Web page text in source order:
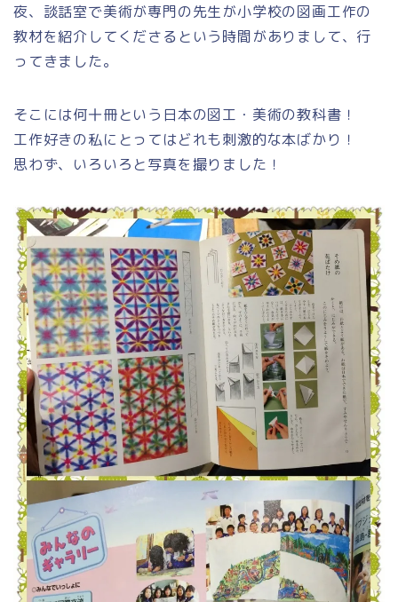
夜、談話室で美術が専門の先生が小学校の図画工作の
教材を紹介してくださるという時間がありまして、行
ってきました。
そこには何十冊という日本の図工・美術の教科書！
工作好きの私にとってはどれも刺激的な本ばかり！
思わず、いろいろと写真を撮りました！